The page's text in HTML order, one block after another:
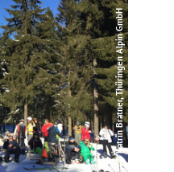
© Katrin Bratner, Thüringen Alpin GmbH